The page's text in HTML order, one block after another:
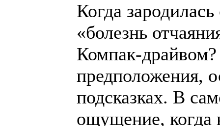
Когда
«болезнь
Компак-
предположения,
подсказках. В
ощущение, когда